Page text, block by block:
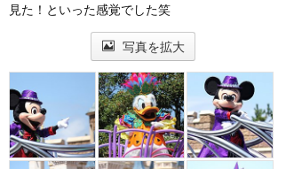
見た！といった感覚でした笑
写真を拡大